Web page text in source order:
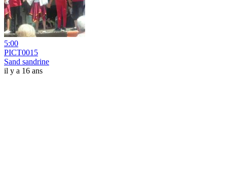
5:00
PICT0015
Sand sandrine
il y a 16 ans